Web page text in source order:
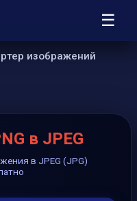
☰
изображений
в JPEG
в JPEG (JPG)